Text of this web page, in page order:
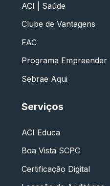
ACI | Saúde
Clube de Vantagens
FAC
Programa Empreender
Sebrae Aqui
Serviços
ACI Educa
Boa Vista SCPC
Certificação Digital